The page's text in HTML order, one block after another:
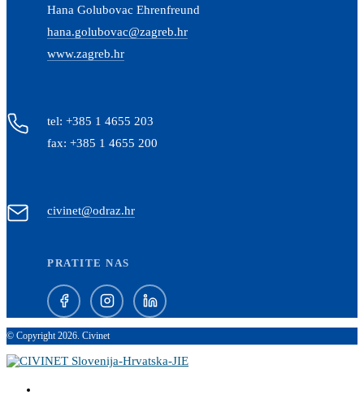
Hana Golubovac Ehrenfreund
hana.golubovac@zagreb.hr
www.zagreb.hr
tel: +385 1 4655 203
fax: +385 1 4655 200
civinet@odraz.hr
PRATITE NAS
© Copyright 2026. Civinet